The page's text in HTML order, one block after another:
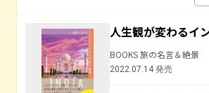
人生観が変わるイ
BOOKS 旅の名言＆絶景
2022.07.14 発売